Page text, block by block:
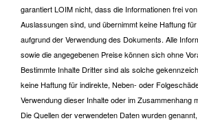
garantiert LOIM nicht, dass die Informationen frei
Auslassungen sind, und übernimmt keine Haftung
aufgrund der Verwendung des Dokuments. Alle
sowie die angegebenen Preise können sich ohne
Bestimmte Inhalte Dritter sind als solche
keine Haftung für indirekte, Neben- oder
Verwendung dieser Inhalte oder im Zusammenhang
Die Quellen der verwendeten Daten wurden